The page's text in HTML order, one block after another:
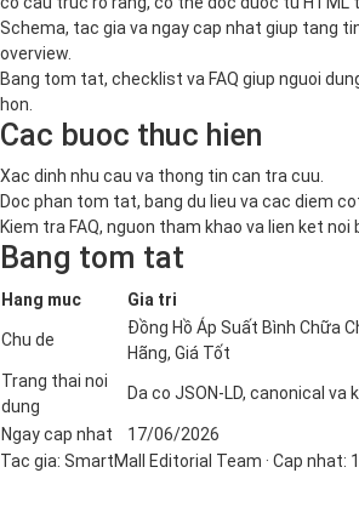
Schema, tac gia va ngay cap nhat giup tang tin
overview.
Bang tom tat, checklist va FAQ giup nguoi
hon.
Cac buoc thuc hien
Xac dinh nhu cau va thong tin can tra cuu.
Doc phan tom tat, bang du lieu va cac diem
Kiem tra FAQ, nguon tham khao va lien ket noi
Bang tom tat
Hang muc Gia tri
Chu de
Đồng Hồ Áp Suất Bình Chữa
Hãng, Giá Tốt
Trang thai noi
dung
Da co JSON-LD, canonical va
Ngay cap nhat
17/06/2026
Tac gia: SmartMall Editorial Team · Cap nhat: